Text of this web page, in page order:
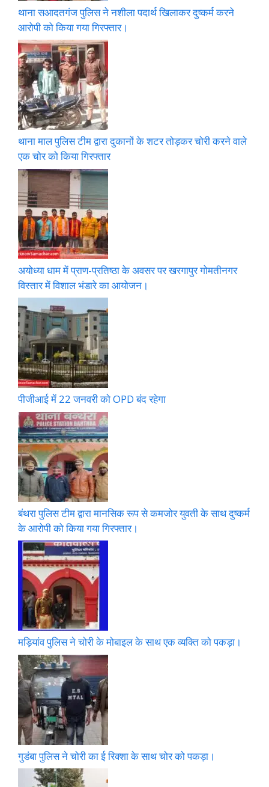
थाना सआदतगंज पुलिस ने नशीला पदार्थ खिलाकर दुष्कर्म करने
आरोपी को किया गया गिरफ्तार।
थाना माल पुलिस टीम द्वारा दुकानों के शटर तोड़कर चोरी करने वाले
एक चोर को किया गिरफ्तार
अयोध्या धाम में प्राण-प्रतिष्ठा के अवसर पर खरगापुर गोमतीनगर
विस्तार में विशाल भंडारे का आयोजन।
पीजीआई में 22 जनवरी को OPD बंद रहेगा
बंथरा पुलिस टीम द्वारा मानसिक रूप से कमजोर युवती के साथ दुष्कर्म
के आरोपी को किया गया गिरफ्तार।
मड़ियांव पुलिस ने चोरी के मोबाइल के साथ एक व्यक्ति को पकड़ा।
गुडंबा पुलिस ने चोरी का ई रिक्शा के साथ चोर को पकड़ा।